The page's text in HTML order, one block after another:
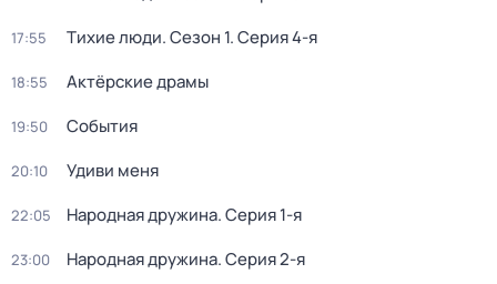
17:55 Тихие люди. Сезон 1. Серия 4-я
18:55 Актёрские драмы
19:50 События
20:10 Удиви меня
22:05 Народная дружина. Серия 1-я
23:00 Народная дружина. Серия 2-я